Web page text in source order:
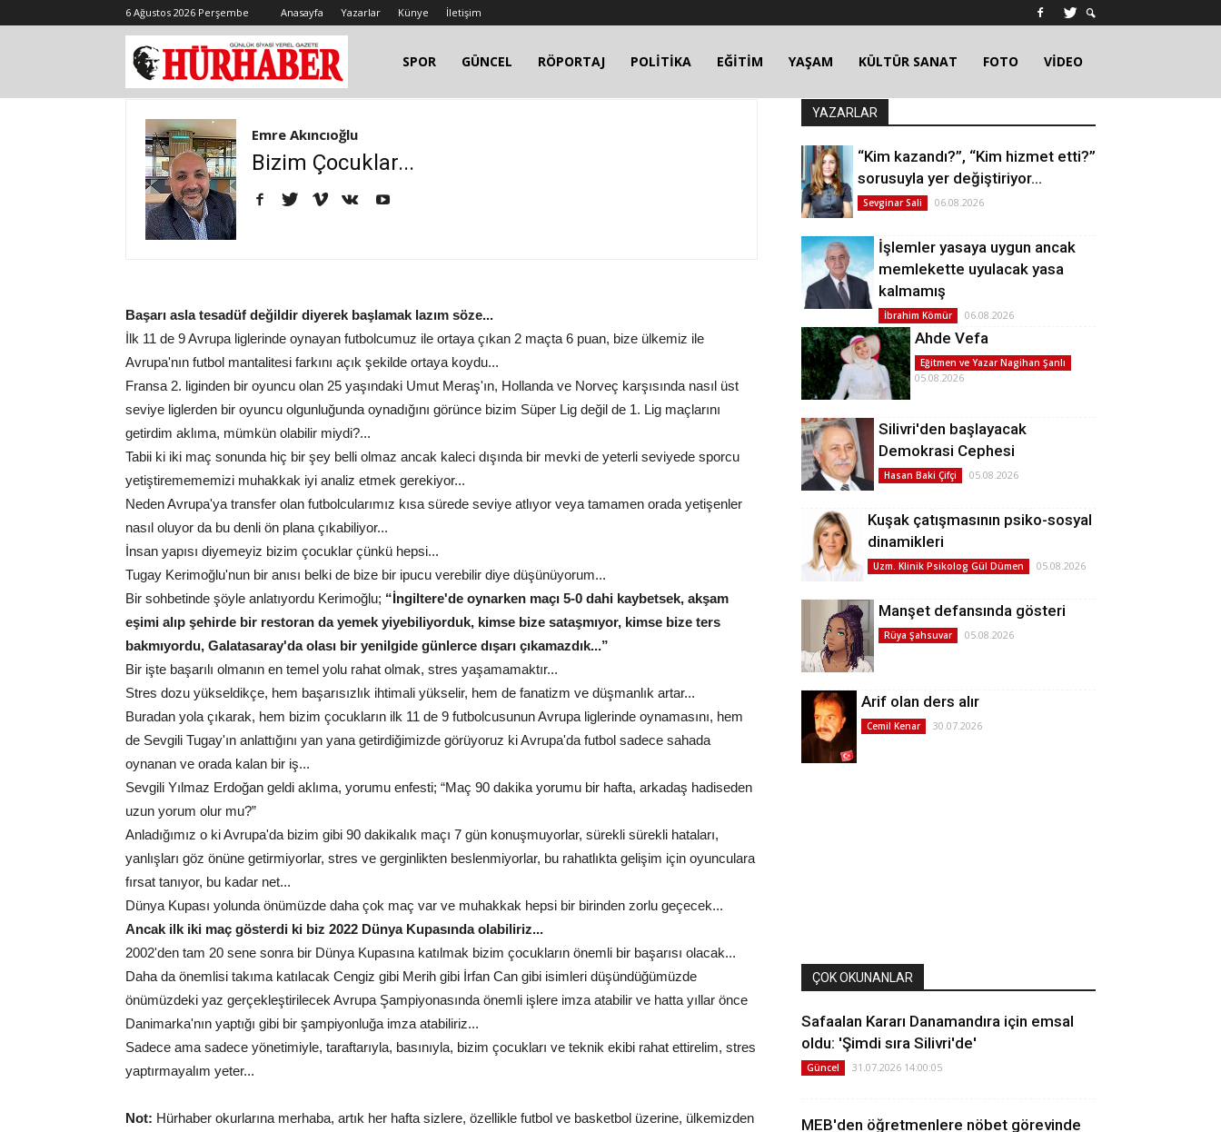
6 Ağustos 2026 Perşembe Anasayfa Yazarlar Künye İletişim
SPOR GÜNCEL RÖPORTAJ POLİTİKA EĞİTİM YAŞAM KÜLTÜR SANAT FOTO VİDEO
Emre Akıncıoğlu
Bizim Çocuklar...
Başarı asla tesadüf değildir diyerek başlamak lazım söze...
İlk 11 de 9 Avrupa liglerinde oynayan futbolcumuz ile ortaya çıkan 2 maçta 6 puan, bize ülkemiz ile
Avrupa'nın futbol mantalitesi farkını açık şekilde ortaya koydu...
Fransa 2. liginden bir oyuncu olan 25 yaşındaki Umut Meraş'ın, Hollanda ve Norveç karşısında nasıl üst
seviye liglerden bir oyuncu olgunluğunda oynadığını görünce bizim Süper Lig değil de 1. Lig maçlarını
getirdim aklıma, mümkün olabilir miydi?...
Tabii ki iki maç sonunda hiç bir şey belli olmaz ancak kaleci dışında bir mevki de yeterli seviyede sporcu
yetiştiremememizi muhakkak iyi analiz etmek gerekiyor...
Neden Avrupa'ya transfer olan futbolcularımız kısa sürede seviye atlıyor veya tamamen orada yetişenler
nasıl oluyor da bu denli ön plana çıkabiliyor...
İnsan yapısı diyemeyiz bizim çocuklar çünkü hepsi...
Tugay Kerimoğlu'nun bir anısı belki de bize bir ipucu verebilir diye düşünüyorum...
Bir sohbetinde şöyle anlatıyordu Kerimoğlu; “İngiltere'de oynarken maçı 5-0 dahi kaybetsek, akşam
eşimi alıp şehirde bir restoran da yemek yiyebiliyorduk, kimse bize sataşmıyor, kimse bize ters
bakmıyordu, Galatasaray'da olası bir yenilgide günlerce dışarı çıkamazdık...”
Bir işte başarılı olmanın en temel yolu rahat olmak, stres yaşamamaktır...
Stres dozu yükseldikçe, hem başarısızlık ihtimali yükselir, hem de fanatizm ve düşmanlık artar...
Buradan yola çıkarak, hem bizim çocukların ilk 11 de 9 futbolcusunun Avrupa liglerinde oynamasını, hem
de Sevgili Tugay'ın anlattığını yan yana getirdiğimizde görüyoruz ki Avrupa'da futbol sadece sahada
oynanan ve orada kalan bir iş...
Sevgili Yılmaz Erdoğan geldi aklıma, yorumu enfesti; “Maç 90 dakika yorumu bir hafta, arkadaş hadiseden
uzun yorum olur mu?”
Anladığımız o ki Avrupa'da bizim gibi 90 dakikalık maçı 7 gün konuşmuyorlar, sürekli sürekli hataları,
yanlışları göz önüne getirmiyorlar, stres ve gerginlikten beslenmiyorlar, bu rahatlıkta gelişim için oyunculara
fırsat tanıyor, bu kadar net...
Dünya Kupası yolunda önümüzde daha çok maç var ve muhakkak hepsi bir birinden zorlu geçecek...
Ancak ilk iki maç gösterdi ki biz 2022 Dünya Kupasında olabiliriz...
2002'den tam 20 sene sonra bir Dünya Kupasına katılmak bizim çocukların önemli bir başarısı olacak...
Daha da önemlisi takıma katılacak Cengiz gibi Merih gibi İrfan Can gibi isimleri düşündüğümüzde
önümüzdeki yaz gerçekleştirilecek Avrupa Şampiyonasında önemli işlere imza atabilir ve hatta yıllar önce
Danimarka'nın yaptığı gibi bir şampiyonluğa imza atabiliriz...
Sadece ama sadece yönetimiyle, taraftarıyla, basınıyla, bizim çocukları ve teknik ekibi rahat ettirelim, stres
yaptırmayalım yeter...
Not: Hürhaber okurlarına merhaba, artık her hafta sizlere, özellikle futbol ve basketbol üzerine, ülkemizden
YAZARLAR
“Kim kazandı?”, “Kim hizmet etti?”
sorusuyla yer değiştiriyor…
Sevginar Sali 06.08.2026
İşlemler yasaya uygun ancak
memlekette uyulacak yasa
kalmamış
İbrahim Kömür 06.08.2026
Ahde Vefa
Eğitmen ve Yazar Nagihan Şanlı
05.08.2026
Silivri'den başlayacak
Demokrasi Cephesi
Hasan Baki Çifçi 05.08.2026
Kuşak çatışmasının psiko-sosyal
dinamikleri
Uzm. Klinik Psikolog Gül Dümen 05.08.2026
Manşet defansında gösteri
Rüya Şahsuvar 05.08.2026
Arif olan ders alır
Cemil Kenar 30.07.2026
ÇOK OKUNANLAR
Safaalan Kararı Danamandıra için emsal
oldu: 'Şimdi sıra Silivri'de'
Güncel 31.07.2026 14:00:05
MEB'den öğretmenlere nöbet görevinde